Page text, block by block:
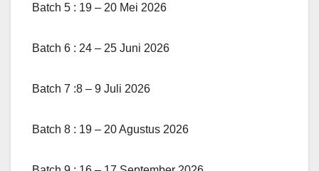
Batch 5 : 19 – 20 Mei 2026
Batch 6 : 24 – 25 Juni 2026
Batch 7 :8 – 9 Juli 2026
Batch 8 : 19 – 20 Agustus 2026